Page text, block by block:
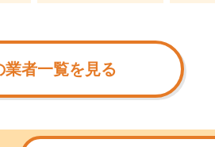
業者一覧を見る